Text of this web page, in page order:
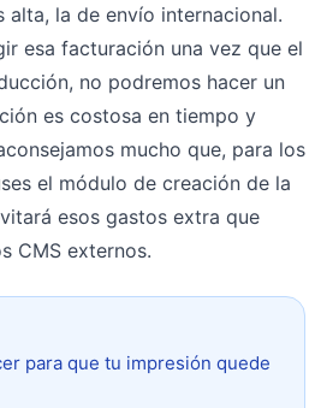
alta, la de envío internacional.
esa facturación una vez que el
no podremos hacer un
es costosa en tiempo y
mucho que, para los
el módulo de creación de la
esos gastos extra que
CMS externos.
para que tu impresión quede